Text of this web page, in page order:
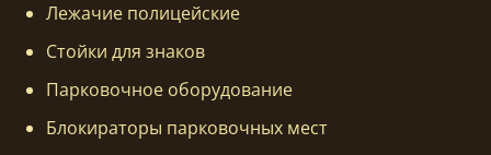
Лежачие полицейские
Стойки для знаков
Парковочное оборудование
Блокираторы парковочных мест